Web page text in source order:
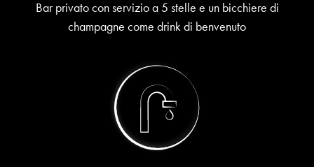
Bar privato con servizio a 5 stelle e un bicchiere di
champagne come drink di benvenuto